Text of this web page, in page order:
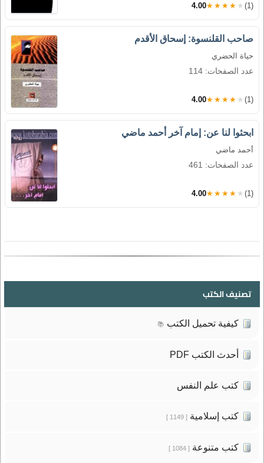
4.00★★★★★ (1)
صاحب القلنسوة: إسحاق الأقدم
حياة الحضري
عدد الصفحات: 114
4.00★★★★★ (1)
ابحثوا لنا عن: إمام آخر أحمد ماضي
أحمد ماضي
عدد الصفحات: 461
4.00★★★★★ (1)
تصنيف الكتب
كيفية تحميل الكتب 📚
أحدث الكتب PDF
كتب علم النفس
كتب إسلامية[ 1149 ]
كتب متنوعة[ 1084 ]